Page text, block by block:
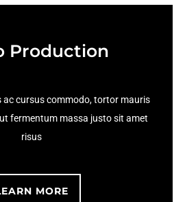
Production
ac cursus commodo, tortor mauris
fermentum massa justo sit amet
risus
MORE